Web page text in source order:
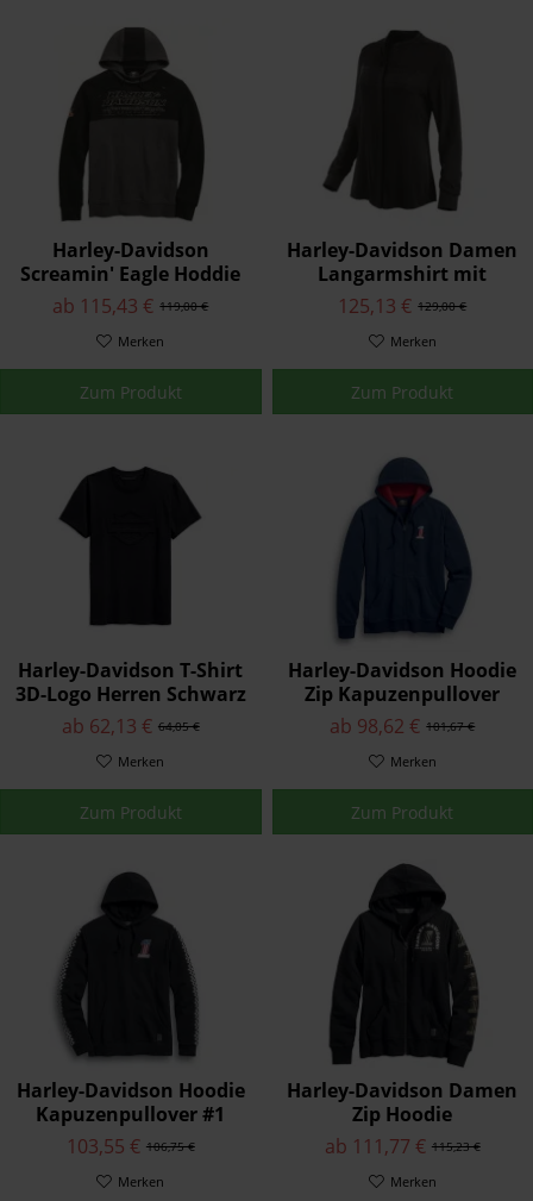
Harley-Davidson
Screamin' Eagle Hoddie
Herren Grau/Schwarz
96273-18VM
119,00 €
ab 115,43 €
Merken
Zum Produkt
Harley-Davidson Damen
Langarmshirt mit
Strasssteinen Schwarz
96366-19VW
129,00 €
125,13 €
Merken
Zum Produkt
Harley-Davidson T-Shirt
3D-Logo Herren Schwarz
96611-19VM
64,05 €
ab 62,13 €
Merken
Zum Produkt
Harley-Davidson Hoodie
Zip Kapuzenpullover
Freedom Blau
101,67 €
ab 98,62 €
Merken
Zum Produkt
Harley-Davidson Hoodie
Kapuzenpullover #1
Checkered Schwarz
106,75 €
103,55 €
Merken
Harley-Davidson Damen
Zip Hoodie
Kaupzenpullover #1
Skull Schwarz
115,23 €
ab 111,77 €
Merken